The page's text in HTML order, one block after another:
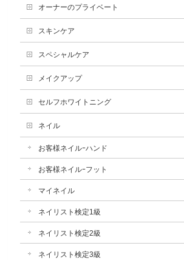
オーナーのプライベート
スキンケア
スペシャルケア
メイクアップ
セルフホワイトニング
ネイル
お客様ネイルｰハンド
お客様ネイルｰフット
マイネイル
ネイリスト検定1級
ネイリスト検定2級
ネイリスト検定3級